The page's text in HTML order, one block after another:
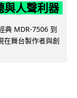
與人聲利器
典 MDR-7506 到
在舞台製作者與創